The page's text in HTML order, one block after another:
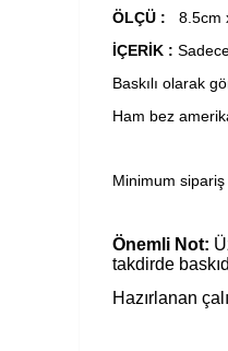
ÖLÇÜ : 8.5cm
İÇERİK :
Baskılı olarak
Ham bez
Minimum sipariş
Önemli Not:
takdirde
Hazırlanan